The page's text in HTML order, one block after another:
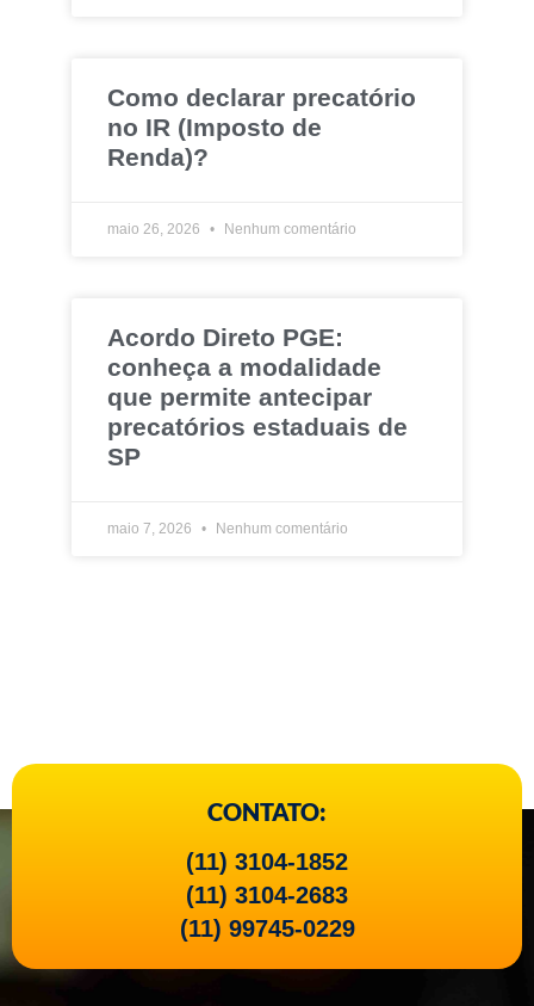
Como declarar precatório
no IR (Imposto de
Renda)?
maio 26, 2026 Nenhum comentário
Acordo Direto PGE:
conheça a modalidade
que permite antecipar
precatórios estaduais de
SP
maio 7, 2026 Nenhum comentário
CONTATO:
(11) 3104-1852
(11) 3104-2683
(11) 99745-0229